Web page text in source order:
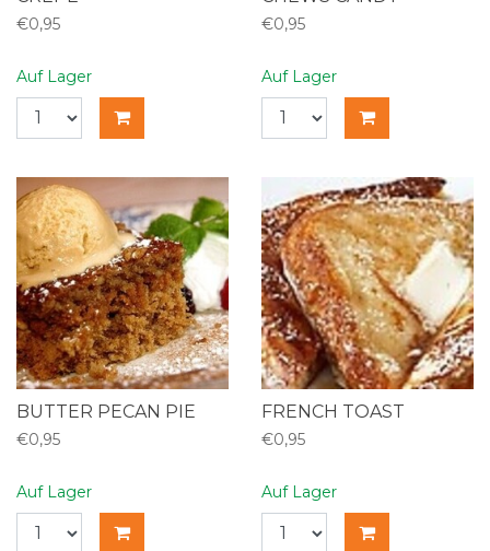
€0,95
Auf Lager
€0,95
Auf Lager
BUTTER PECAN PIE
€0,95
Auf Lager
FRENCH TOAST
€0,95
Auf Lager